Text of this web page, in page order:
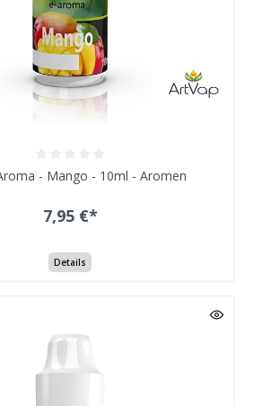
- Mango - 10ml - Aromen
7,95 €*
Details